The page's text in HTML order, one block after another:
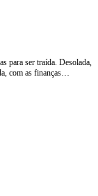
para ser traída. Desolada,
com as finanças
conseguirá se